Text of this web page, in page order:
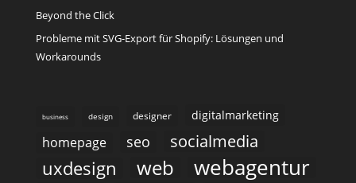
Beyond the Click
Probleme mit SVG-Export für Shopify: Lösungen und
Workarounds
business design designer digitalmarketing
homepage seo socialmedia
uxdesign web webagentur